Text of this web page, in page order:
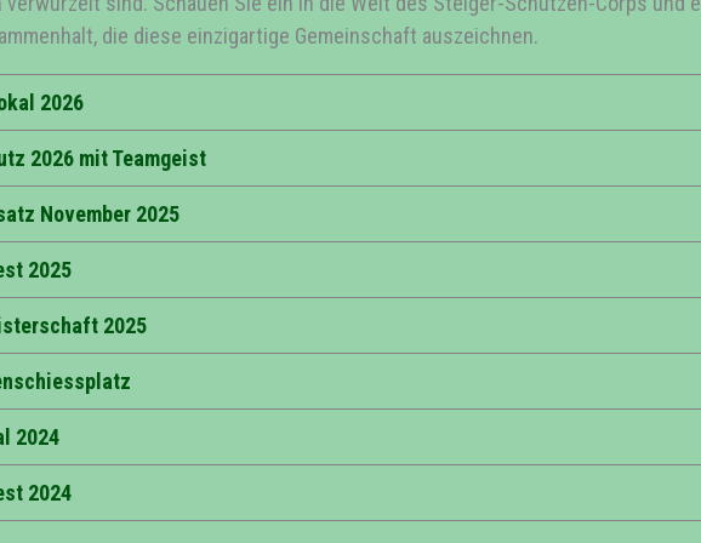
die diese einzigartige Gemeinschaft auszeichnen.
2026
2026 mit Teamgeist
November 2025
2025
2025
2024
2024